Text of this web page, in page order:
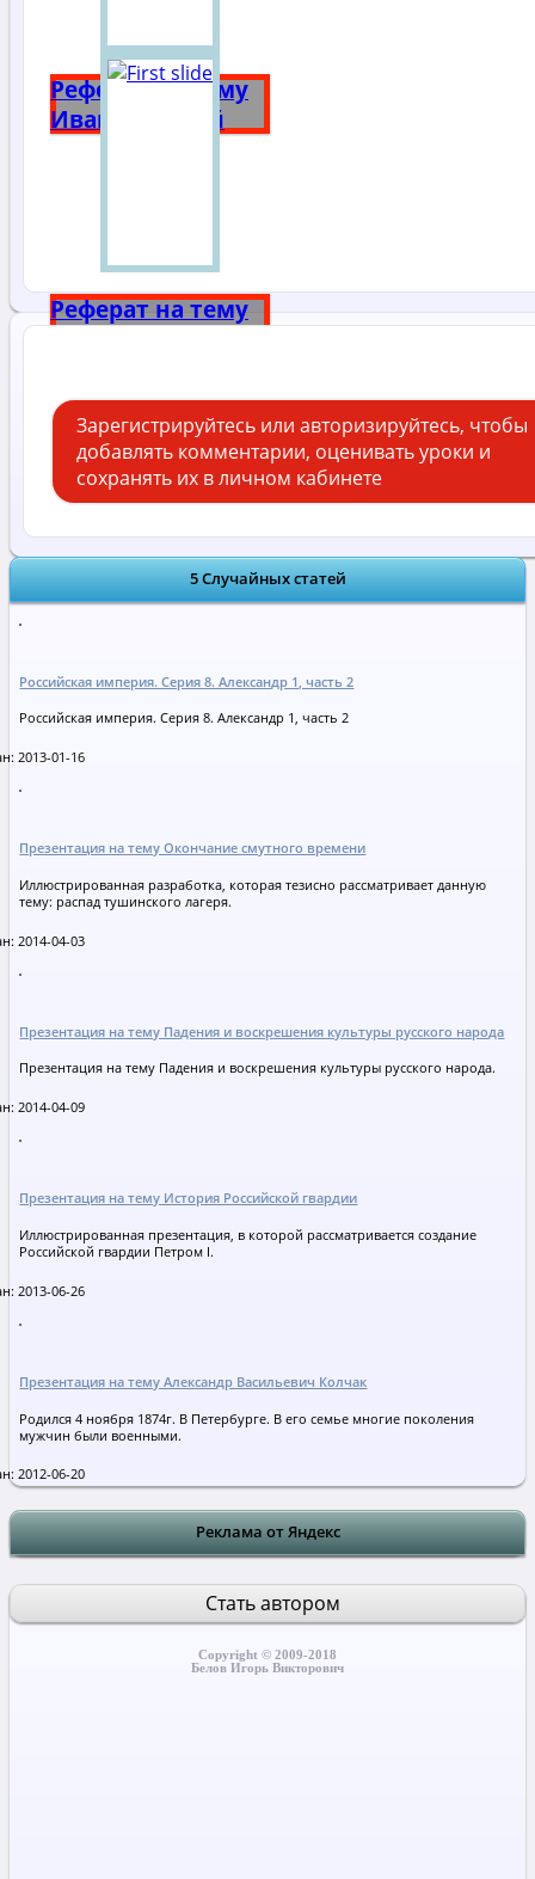
Реферат на тему
Иван Грозный
Реферат на тему
Зарегистрируйтесь или авторизируйтесь, чтобы
добавлять комментарии, оценивать уроки и
сохранять их в личном кабинете
5 Случайных статей
Российская империя. Серия 8. Александр 1, часть 2
Российская империя. Серия 8. Александр 1, часть 2
2013-01-16
Презентация на тему Окончание смутного времени
Иллюстрированная разработка, которая тезисно рассматривает данную
тему: распад тушинского лагеря.
2014-04-03
Презентация на тему Падения и воскрешения культуры русского народа
Презентация на тему Падения и воскрешения культуры русского народа.
2014-04-09
Презентация на тему История Российской гвардии
Иллюстрированная презентация, в которой рассматривается создание
Российской гвардии Петром I.
2013-06-26
Презентация на тему Александр Васильевич Колчак
Родился 4 ноября 1874г. В Петербурге. В его семье многие поколения
мужчин были военными.
2012-06-20
Реклама от Яндекс
Стать автором
Copyright © 2009-2018
Белов Игорь Викторович